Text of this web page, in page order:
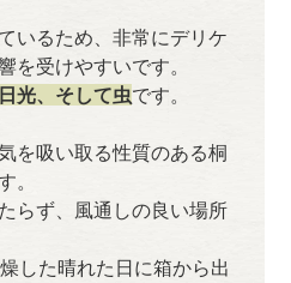
いるため、非常にデリケ
を受けやすいです。
光、そして虫です。
を吸い取る性質のある桐
。
らず、風通しの良い場所
した晴れた日に箱から出